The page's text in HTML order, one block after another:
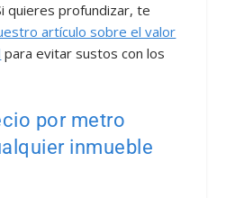
quieres profundizar, te
artículo sobre el valor
para evitar sustos con los
por metro
inmueble